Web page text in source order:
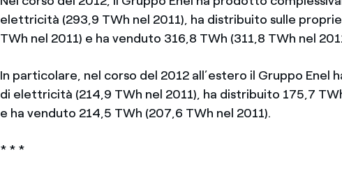
elettricità (293,9 TWh nel 2011), ha distribuito sulle
TWh nel 2011) e ha venduto 316,8 TWh (311,8 TWh nel
In particolare, nel corso del 2012 all’estero il Gruppo Enel
di elettricità (214,9 TWh nel 2011), ha distribuito 175,7
e ha venduto 214,5 TWh (207,6 TWh nel 2011).
* * *